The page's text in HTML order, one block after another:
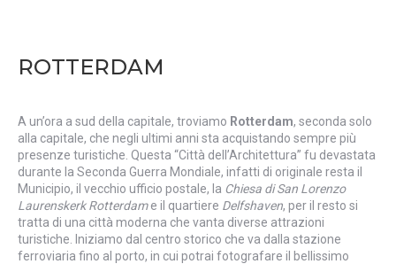
ROTTERDAM
A un’ora a sud della capitale, troviamo Rotterdam, seconda solo
alla capitale, che negli ultimi anni sta acquistando sempre più
presenze turistiche. Questa “Città dell’Architettura” fu devastata
durante la Seconda Guerra Mondiale, infatti di originale resta il
Municipio, il vecchio ufficio postale, la Chiesa di San Lorenzo
Laurenskerk Rotterdame il quartiere Delfshaven, per il resto si
tratta di una città moderna che vanta diverse attrazioni
turistiche. Iniziamo dal centro storico che va dalla stazione
ferroviaria fino al porto, in cui potrai fotografare il bellissimo